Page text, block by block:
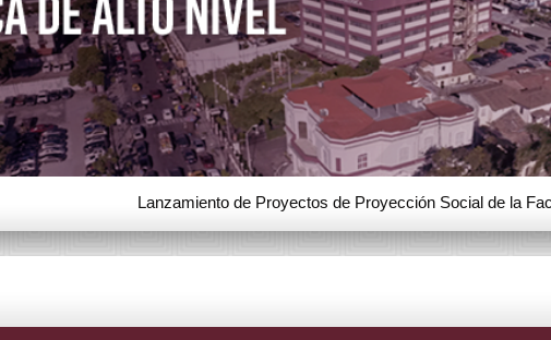
Lanzamiento de Proyectos de Proyección Social de la Facultad de Ciencias